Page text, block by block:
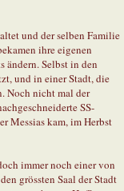
und der selben Familie
ihre eigenen
ändern. Selbst in den
und in einer Stadt, die
Noch nicht mal der
SS-
Messias kam, im Herbst
immer noch einer von
grössten Saal der Stadt